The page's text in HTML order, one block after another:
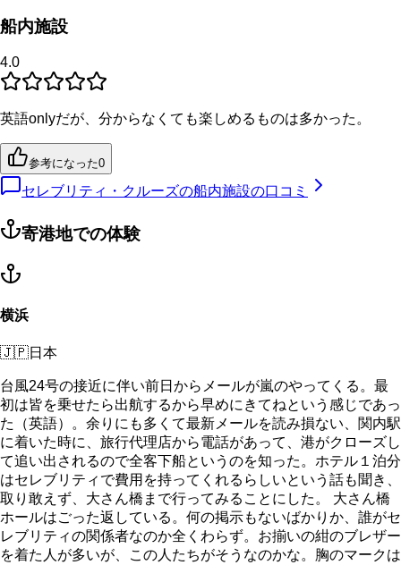
船内施設
4.0
英語onlyだが、分からなくても楽しめるものは多かった。
参考になった0
セレブリティ・クルーズの船内施設の口コミ
寄港地での体験
横浜
🇯🇵日本
台風24号の接近に伴い前日からメールが嵐のやってくる。最
初は皆を乗せたら出航するから早めにきてねという感じであっ
た（英語）。余りにも多くて最新メールを読み損ない、関内駅
に着いた時に、旅行代理店から電話があって、港がクローズし
て追い出されるので全客下船というのを知った。ホテル１泊分
はセレブリティで費用を持ってくれるらしいという話も聞き、
取り敢えず、大さん橋まで行ってみることにした。 大さん橋
ホールはごった返している。何の掲示もないばかりか、誰がセ
レブリティの関係者なのか全くわらず。お揃いの紺のブレザー
を着た人が多いが、この人たちがそうなのかな。胸のマークは